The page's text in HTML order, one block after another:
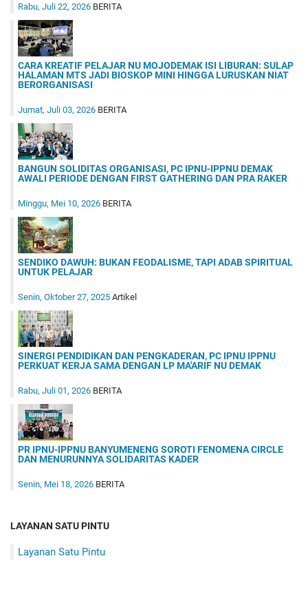
Rabu, Juli 22, 2026 BERITA
CARA KREATIF PELAJAR NU MOJODEMAK ISI LIBURAN: SULAP
HALAMAN MTS JADI BIOSKOP MINI HINGGA LURUSKAN NIAT
BERORGANISASI
Jumat, Juli 03, 2026 BERITA
BANGUN SOLIDITAS ORGANISASI, PC IPNU-IPPNU DEMAK
AWALI PERIODE DENGAN FIRST GATHERING DAN PRA RAKER
Minggu, Mei 10, 2026 BERITA
SENDIKO DAWUH: BUKAN FEODALISME, TAPI ADAB SPIRITUAL
UNTUK PELAJAR
Senin, Oktober 27, 2025 Artikel
SINERGI PENDIDIKAN DAN PENGKADERAN, PC IPNU IPPNU
PERKUAT KERJA SAMA DENGAN LP MA'ARIF NU DEMAK
Rabu, Juli 01, 2026 BERITA
PR IPNU-IPPNU BANYUMENENG SOROTI FENOMENA CIRCLE
DAN MENURUNNYA SOLIDARITAS KADER
Senin, Mei 18, 2026 BERITA
LAYANAN SATU PINTU
Layanan Satu Pintu